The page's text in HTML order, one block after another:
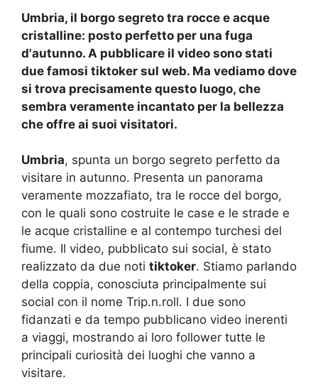
Umbria, il borgo segreto tra rocce e acque
cristalline: posto perfetto per una fuga
d'autunno. A pubblicare il video sono stati
due famosi tiktoker sul web. Ma vediamo dove
si trova precisamente questo luogo, che
sembra veramente incantato per la bellezza
che offre ai suoi visitatori.
Umbria, spunta un borgo segreto perfetto da
visitare in autunno. Presenta un panorama
veramente mozzafiato, tra le rocce del borgo,
con le quali sono costruite le case e le strade e
le acque cristalline e al contempo turchesi del
fiume. Il video, pubblicato sui social, è stato
realizzato da due noti tiktoker. Stiamo parlando
della coppia, conosciuta principalmente sui
social con il nome Trip.n.roll. I due sono
fidanzati e da tempo pubblicano video inerenti
a viaggi, mostrando ai loro follower tutte le
principali curiosità dei luoghi che vanno a
visitare.